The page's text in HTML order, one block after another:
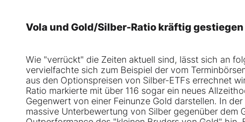
Vola und Gold/Silber-Ratio kräftig gestiegen
Wie "verrückt" die Zeiten aktuell sind, lässt sich an
vervielfachte sich zum Beispiel der vom
aus den Optionspreisen von Silber-ETFs errechnet
Ratio markierte mit über 116 sogar ein neues
Gegenwert von einer Feinunze Gold darstellen. In
massive Unterbewertung von Silber gegenüber dem